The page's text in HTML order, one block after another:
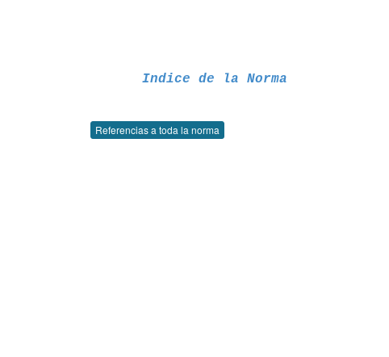
Indice de la Norma
Referencias a toda la norma